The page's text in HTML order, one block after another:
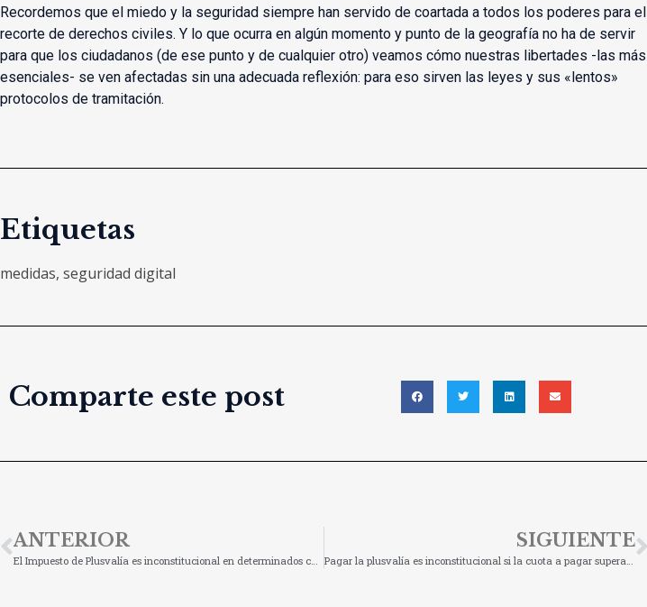
Recordemos que el miedo y la seguridad siempre han servido de coartada a todos los poderes para el
recorte de derechos civiles. Y lo que ocurra en algún momento y punto de la geografía no ha de servir
para que los ciudadanos (de ese punto y de cualquier otro) veamos cómo nuestras libertades -las más
esenciales- se ven afectadas sin una adecuada reflexión: para eso sirven las leyes y sus «lentos»
protocolos de tramitación.
Etiquetas
medidas, seguridad digital
Comparte este post
ANTERIOR
El Impuesto de Plusvalía es inconstitucional en determinados casos
SIGUIENTE
Pagar la plusvalía es inconstitucional si la cuota a pagar supera el beneficio obtenido